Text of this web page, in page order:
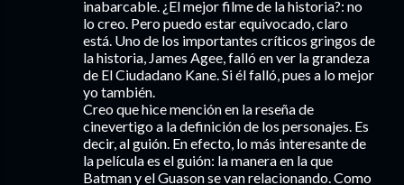
inabarcable. ¿El mejor filme de la historia?: no
lo creo. Pero puedo estar equivocado, claro
está. Uno de los importantes críticos gringos de
la historia, James Agee, falló en ver la grandeza
de El Ciudadano Kane. Si él falló, pues a lo mejor
yo también.
Creo que hice mención en la reseña de
cinevertigo a la definición de los personajes. Es
decir, al guión. En efecto, lo más interesante de
la película es el guión: la manera en la que
Batman y el Guason se van relacionando. Como